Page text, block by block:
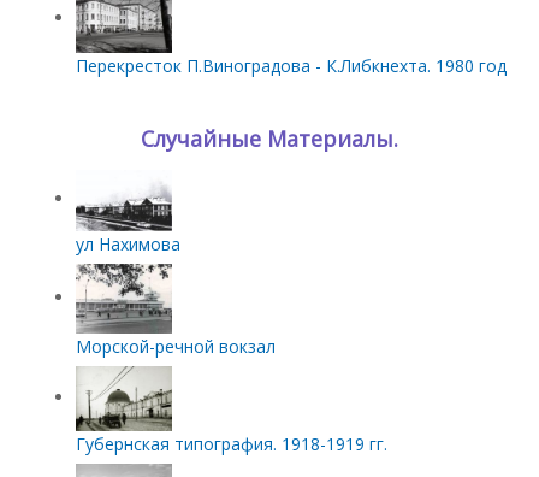
Перекресток П.Виноградова - К.Либкнехта. 1980 год
Случайные Материалы.
ул Нахимова
Морской-речной вокзал
Губернская типография. 1918-1919 гг.